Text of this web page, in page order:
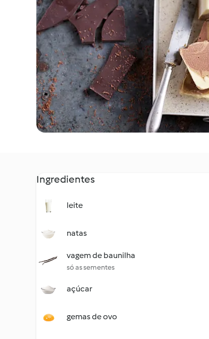
Ingredientes
leite
natas
vagem de baunilha
só as sementes
açúcar
gemas de ovo